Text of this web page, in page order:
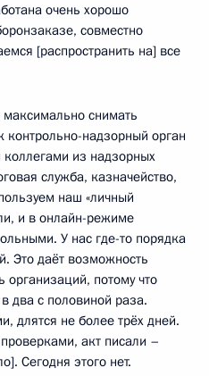
очень хорошо
совместно
[распространить на] все
снимать
контрольно-надзорный орган
из надзорных
служба, казначейство,
наш «личный
и в онлайн-режиме
У нас где-то порядка
Это даёт возможность
организаций, потому что
два с половиной раза.
длятся не более трёх дней.
акт писали –
Сегодня этого нет.